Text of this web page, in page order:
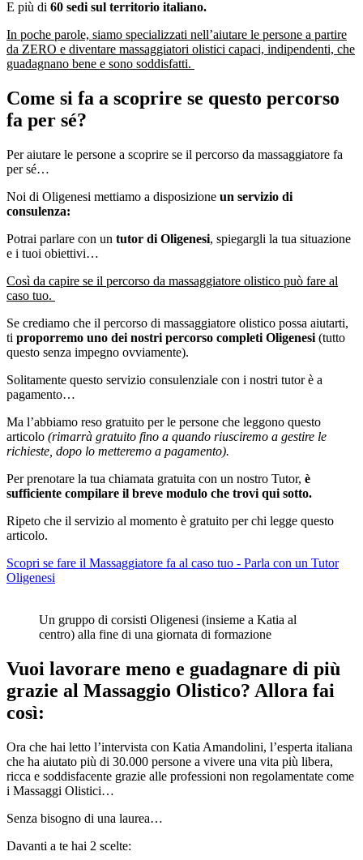
E più di 60 sedi sul territorio italiano.
In poche parole, siamo specializzati nell’aiutare le persone a partire
da ZERO e diventare massaggiatori olistici capaci, indipendenti, che
guadagnano bene e sono soddisfatti.
Come si fa a scoprire se questo percorso
fa per sé?
Per aiutare le persone a scoprire se il percorso da massaggiatore fa
per sé…
Noi di Oligenesi mettiamo a disposizione un servizio di
consulenza:
Potrai parlare con un tutor di Oligenesi, spiegargli la tua situazione
e i tuoi obiettivi…
Così da capire se il percorso da massaggiatore olistico può fare al
caso tuo.
Se crediamo che il percorso di massaggiatore olistico possa aiutarti,
ti proporremo uno dei nostri percorso completi Oligenesi (tutto
questo senza impegno ovviamente).
Solitamente questo servizio consulenziale con i nostri tutor è a
pagamento…
Ma l’abbiamo reso gratuito per le persone che leggono questo
articolo (rimarrà gratuito fino a quando riusciremo a gestire le
richieste, dopo lo metteremo a pagamento).
Per prenotare la tua chiamata gratuita con un nostro Tutor, è
sufficiente compilare il breve modulo che trovi qui sotto.
Ripeto che il servizio al momento è gratuito per chi legge questo
articolo.
Scopri se fare il Massaggiatore fa al caso tuo - Parla con un Tutor
Oligenesi
Un gruppo di corsisti Oligenesi (insieme a Katia al
centro) alla fine di una giornata di formazione
Vuoi lavorare meno e guadagnare di più
grazie al Massaggio Olistico? Allora fai
così:
Ora che hai letto l’intervista con Katia Amandolini, l’esperta italiana
che ha aiutato più di 30.000 persone a vivere una vita più libera,
ricca e soddisfacente grazie alle professioni non regolamentate come
i Massaggi Olistici…
Senza bisogno di una laurea…
Davanti a te hai 2 scelte: